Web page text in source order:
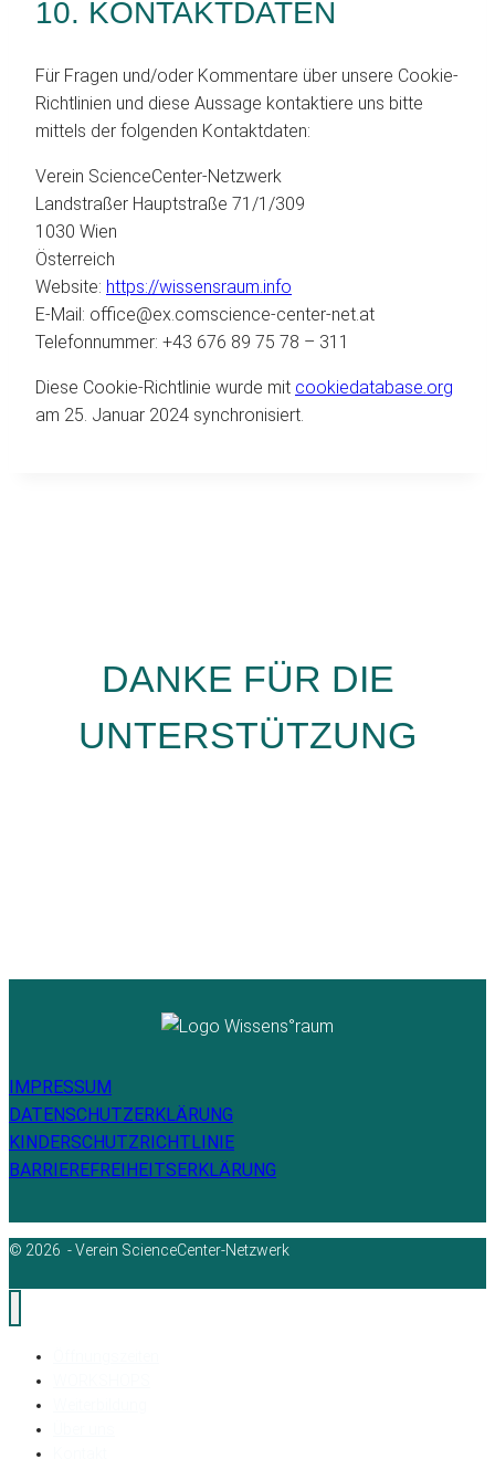
10. KONTAKTDATEN
Für Fragen und/oder Kommentare über unsere Cookie-
Richtlinien und diese Aussage kontaktiere uns bitte
mittels der folgenden Kontaktdaten:
Verein ScienceCenter-Netzwerk
Landstraßer Hauptstraße 71/1/309
1030 Wien
Österreich
Website: https://wissensraum.info
E-Mail: office@ex.comscience-center-net.at
Telefonnummer: +43 676 89 75 78 – 311
Diese Cookie-Richtlinie wurde mit cookiedatabase.org
am 25. Januar 2024 synchronisiert.
DANKE FÜR DIE
UNTERSTÜTZUNG
IMPRESSUM
DATENSCHUTZERKLÄRUNG
KINDERSCHUTZRICHTLINIE
BARRIEREFREIHEITSERKLÄRUNG
© 2026 - Verein ScienceCenter-Netzwerk